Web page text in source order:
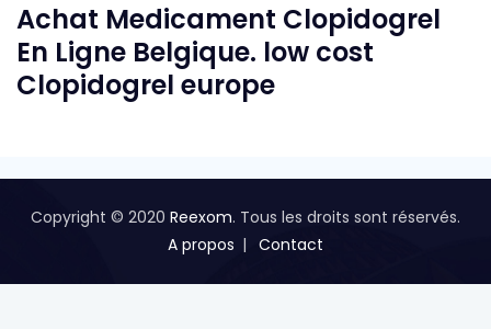
Achat Medicament Clopidogrel
En Ligne Belgique. low cost
Clopidogrel europe
Copyright © 2020 Reexom. Tous les droits sont réservés.
A propos
Contact